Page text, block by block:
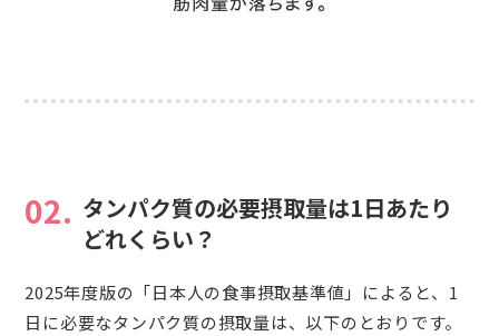
02. タンパク質の必要摂取量は1日あたり
どれくらい？
2025年度版の「日本人の食事摂取基準値」によると、1
日に必要なタンパク質の摂取量は、以下のとおりです。